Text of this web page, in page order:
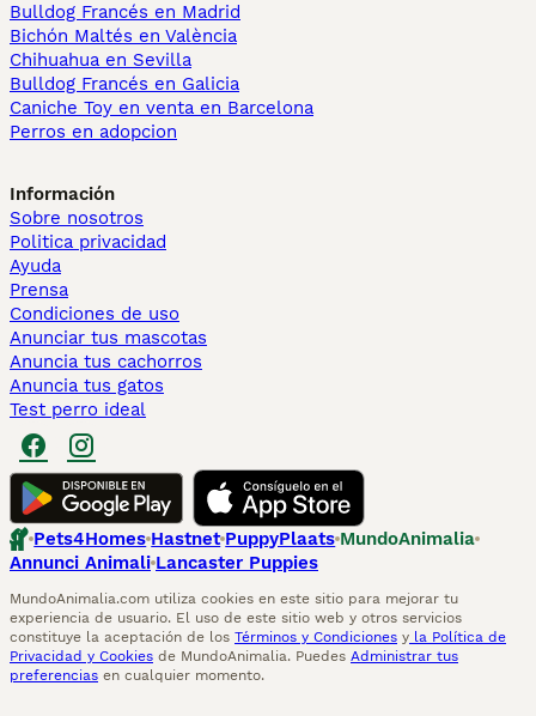
Bulldog Francés en Madrid
Bichón Maltés en València
Chihuahua en Sevilla
Bulldog Francés en Galicia
Caniche Toy en venta en Barcelona
Perros en adopcion
Información
Sobre nosotros
Politica privacidad
Ayuda
Prensa
Condiciones de uso
Anunciar tus mascotas
Anuncia tus cachorros
Anuncia tus gatos
Test perro ideal
Pets4Homes Hastnet PuppyPlaats MundoAnimalia
Annunci Animali Lancaster Puppies
MundoAnimalia.com utiliza cookies en este sitio para mejorar tu
experiencia de usuario. El uso de este sitio web y otros servicios
constituye la aceptación de los Términos y Condiciones y la Política de
Privacidad y Cookies de MundoAnimalia. Puedes Administrar tus
preferencias en cualquier momento.